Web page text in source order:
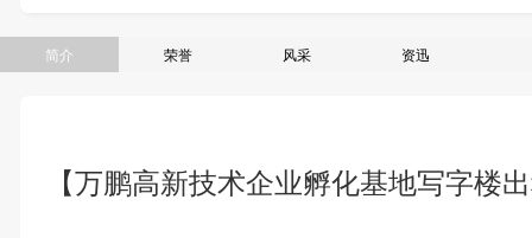
简介 荣誉 风采 资迅
【万鹏高新技术企业孵化基地写字楼